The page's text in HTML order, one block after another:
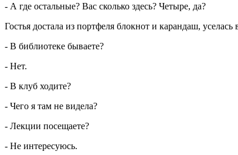
- А где остальные? Вас сколько здесь? Четыре, да?
Гостья достала из портфеля блокнот и карандаш, уселась
- В библиотеке бываете?
- Нет.
- В клуб ходите?
- Чего я там не видела?
- Лекции посещаете?
- Не интересуюсь.